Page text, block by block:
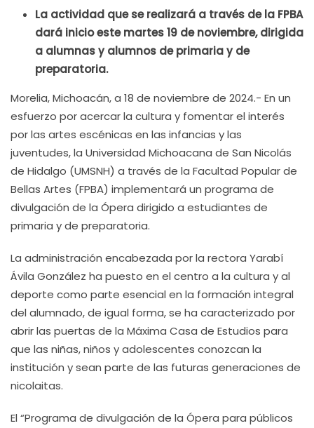
La actividad que se realizará a través de la FPBA
dará inicio este martes 19 de noviembre, dirigida
a alumnas y alumnos de primaria y de
preparatoria.
Morelia, Michoacán, a 18 de noviembre de 2024.- En un
esfuerzo por acercar la cultura y fomentar el interés
por las artes escénicas en las infancias y las
juventudes, la Universidad Michoacana de San Nicolás
de Hidalgo (UMSNH) a través de la Facultad Popular de
Bellas Artes (FPBA) implementará un programa de
divulgación de la Ópera dirigido a estudiantes de
primaria y de preparatoria.
La administración encabezada por la rectora Yarabí
Ávila González ha puesto en el centro a la cultura y al
deporte como parte esencial en la formación integral
del alumnado, de igual forma, se ha caracterizado por
abrir las puertas de la Máxima Casa de Estudios para
que las niñas, niños y adolescentes conozcan la
institución y sean parte de las futuras generaciones de
nicolaitas.
El “Programa de divulgación de la Ópera para públicos